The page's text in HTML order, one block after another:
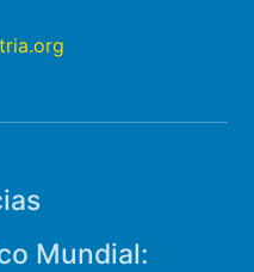
Mundial: